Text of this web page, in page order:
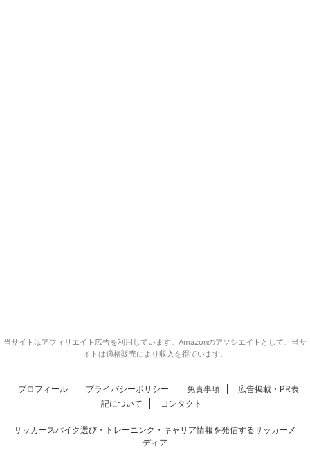
当サイトはアフィリエイト広告を利用しています。Amazonのアソシエイトとして、当サ
イトは適格販売により収入を得ています。
プロフィール プライバシーポリシー 免責事項
広告掲載・PR表
記について
コンタクト
サッカースパイク選び・トレーニング・キャリア情報を発信するサッカーメ
ディア